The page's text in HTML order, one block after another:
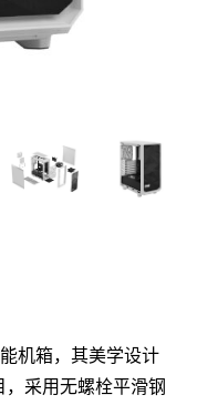
机箱，其美学设计
采用无螺栓平滑钢